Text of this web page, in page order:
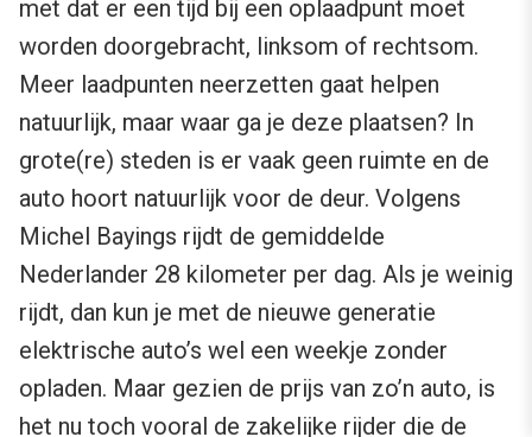
met dat er een tijd bij een oplaadpunt moet
worden doorgebracht, linksom of rechtsom.
Meer laadpunten neerzetten gaat helpen
natuurlijk, maar waar ga je deze plaatsen? In
grote(re) steden is er vaak geen ruimte en de
auto hoort natuurlijk voor de deur. Volgens
Michel Bayings rijdt de gemiddelde
Nederlander 28 kilometer per dag. Als je weinig
rijdt, dan kun je met de nieuwe generatie
elektrische auto’s wel een weekje zonder
opladen. Maar gezien de prijs van zo’n auto, is
het nu toch vooral de zakelijke rijder die de